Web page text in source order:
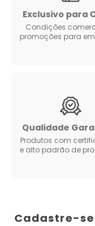
Exclusivo para
Condições
promoções para
Qualidade
Produtos com
e alto padrão de
Cadastre-